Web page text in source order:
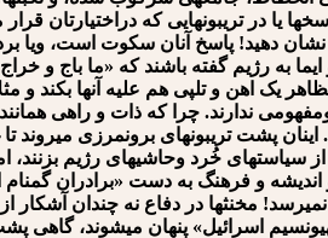
یا در تریبونهایی که دراختیارتان
دهید! پاسخ آنان سکوت است، ویا
به رژیم گفته باشند که «ما باج و
یک اهن و تلپی هم علیه آنها بکند و
ندارند. چرا که ذات و راهی
پشت تریبونهای برونمرزی
خُرد وحاشیه⁯ای رژیم بزنند، اما
اندیشه و فرهنگ به دست «برادران
مخنث⁯ها در دفاع نه چندان
اسرائیل» پنهان می⁯شوند،